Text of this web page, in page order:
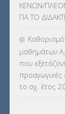
ΒΕΛΤΙΩΣΕΙΣ
ΚΕΝΩΝ/
ΓΙΑ ΤΟ
μαθημάτων
που
προαγωγικές
το σχ. έτος